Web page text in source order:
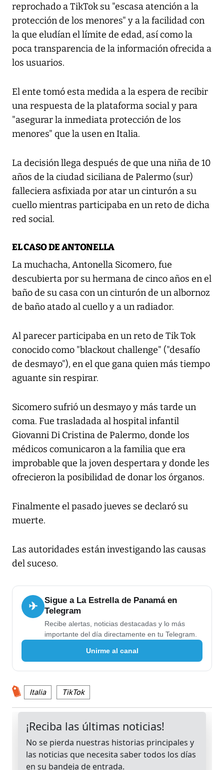
reprochado a TikTok su "escasa atención a la
protección de los menores" y a la facilidad con
la que eludían el límite de edad, así como la
poca transparencia de la información ofrecida a
los usuarios.
El ente tomó esta medida a la espera de recibir
una respuesta de la plataforma social y para
"asegurar la inmediata protección de los
menores" que la usen en Italia.
La decisión llega después de que una niña de 10
años de la ciudad siciliana de Palermo (sur)
falleciera asfixiada por atar un cinturón a su
cuello mientras participaba en un reto de dicha
red social.
EL CASO DE ANTONELLA
La muchacha, Antonella Sicomero, fue
descubierta por su hermana de cinco años en el
baño de su casa con un cinturón de un albornoz
de baño atado al cuello y a un radiador.
Al parecer participaba en un reto de Tik Tok
conocido como "blackout challenge" ("desafío
de desmayo"), en el que gana quien más tiempo
aguante sin respirar.
Sicomero sufrió un desmayo y más tarde un
coma. Fue trasladada al hospital infantil
Giovanni Di Cristina de Palermo, donde los
médicos comunicaron a la familia que era
improbable que la joven despertara y donde les
ofrecieron la posibilidad de donar los órganos.
Finalmente el pasado jueves se declaró su
muerte.
Las autoridades están investigando las causas
del suceso.
✈
Sigue a La Estrella de Panamá en
Telegram
Recibe alertas, noticias destacadas y lo más
importante del día directamente en tu Telegram.
Unirme al canal
Italia TikTok